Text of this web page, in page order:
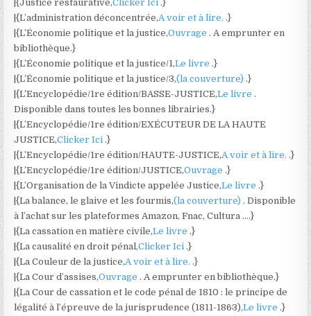
|{Justice restaurative,Clicker Ici .}
|{L’administration déconcentrée,A voir et à lire. .}
|{L’Économie politique et la justice,Ouvrage . A emprunter en
bibliothèque.}
|{L’Économie politique et la justice/1,Le livre .}
|{L’Économie politique et la justice/3,(la couverture) .}
|{L’Encyclopédie/1re édition/BASSE-JUSTICE,Le livre .
Disponible dans toutes les bonnes librairies.}
|{L’Encyclopédie/1re édition/EXÉCUTEUR DE LA HAUTE
JUSTICE,Clicker Ici .}
|{L’Encyclopédie/1re édition/HAUTE-JUSTICE,A voir et à lire. .}
|{L’Encyclopédie/1re édition/JUSTICE,Ouvrage .}
|{L’Organisation de la Vindicte appelée Justice,Le livre .}
|{La balance, le glaive et les fourmis,(la couverture) . Disponible
à l’achat sur les plateformes Amazon, Fnac, Cultura ….}
|{La cassation en matière civile,Le livre .}
|{La causalité en droit pénal,Clicker Ici .}
|{La Couleur de la justice,A voir et à lire. .}
|{La Cour d’assises,Ouvrage . A emprunter en bibliothèque.}
|{La Cour de cassation et le code pénal de 1810 : le principe de
légalité à l’épreuve de la jurisprudence (1811-1863),Le livre .}